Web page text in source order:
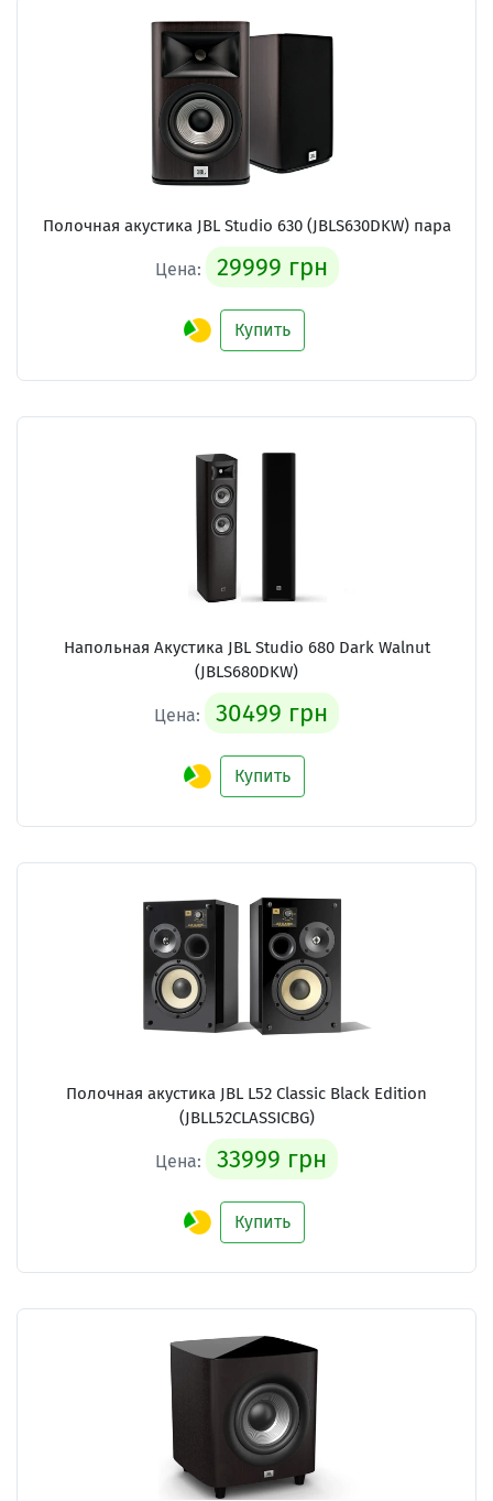
Полочная акустика JBL Studio 630 (JBLS630DKW) пара
Цена: 29999 грн
Купить
Напольная Акустика JBL Studio 680 Dark Walnut
(JBLS680DKW)
Цена: 30499 грн
Купить
Полочная акустика JBL L52 Classic Black Edition
(JBLL52CLASSICBG)
Цена: 33999 грн
Купить